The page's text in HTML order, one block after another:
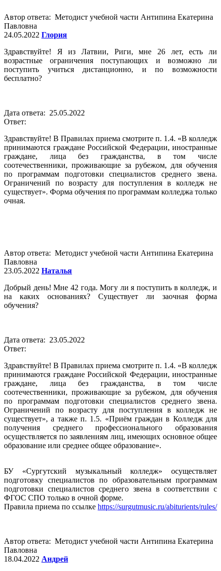
Автор ответа: Методист учебной части Антипина Екатерина
Павловна
24.05.2022 Глория
Здравствуйте! Я из Латвии, Риги, мне 26 лет, есть ли
возрастные ограничения поступающих и возможно ли
поступить учиться дистанционно, и по возможности
бесплатно?
Дата ответа: 25.05.2022
Ответ:
Здравствуйте! В Правилах приема смотрите п. 1.4. «В колледж
принимаются граждане Российской Федерации, иностранные
граждане, лица без гражданства, в том числе
соотечественники, проживающие за рубежом, для обучения
по программам подготовки специалистов среднего звена.
Ограничений по возрасту для поступления в колледж не
существует». Форма обучения по программам колледжа только
очная.
Автор ответа: Методист учебной части Антипина Екатерина
Павловна
23.05.2022 Наталья
Добрый день! Мне 42 года. Могу ли я поступить в колледж, и
на каких основаниях? Существует ли заочная форма
обучения?
Дата ответа: 23.05.2022
Ответ:
Здравствуйте! В Правилах приема смотрите п. 1.4. «В колледж
принимаются граждане Российской Федерации, иностранные
граждане, лица без гражданства, в том числе
соотечественники, проживающие за рубежом, для обучения
по программам подготовки специалистов среднего звена.
Ограничений по возрасту для поступления в колледж не
существует», а также п. 1.5. «Приём граждан в Колледж для
получения среднего профессионального образования
осуществляется по заявлениям лиц, имеющих основное общее
образование или среднее общее образование».
БУ «Сургутский музыкальный колледж» осуществляет
подготовку специалистов по образовательным программам
подготовки специалистов среднего звена в соответствии с
ФГОС СПО только в очной форме.
Правила приема по ссылке https://surgutmusic.ru/abiturients/rules/
Автор ответа: Методист учебной части Антипина Екатерина
Павловна
18.04.2022 Андрей